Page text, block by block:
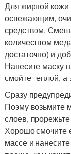
Для жирной кожи
освежающим,
средством.
количеством
достаточно) и
Нанесите маску
смойте теплой, а
Сразу
Поэму возьмите
слоев,
Хорошо смочите
массе и